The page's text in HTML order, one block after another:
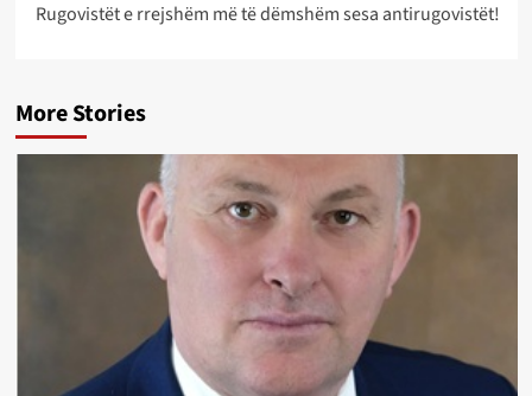
Rugovistët e rrejshëm më të dëmshëm sesa antirugovistët!
More Stories